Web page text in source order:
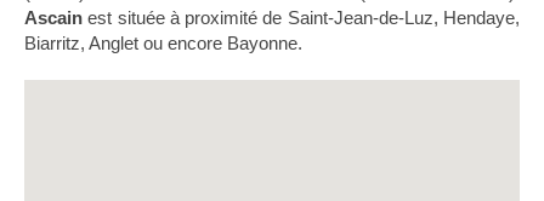
Ascain est située à proximité de Saint-Jean-de-Luz, Hendaye,
Biarritz, Anglet ou encore Bayonne.